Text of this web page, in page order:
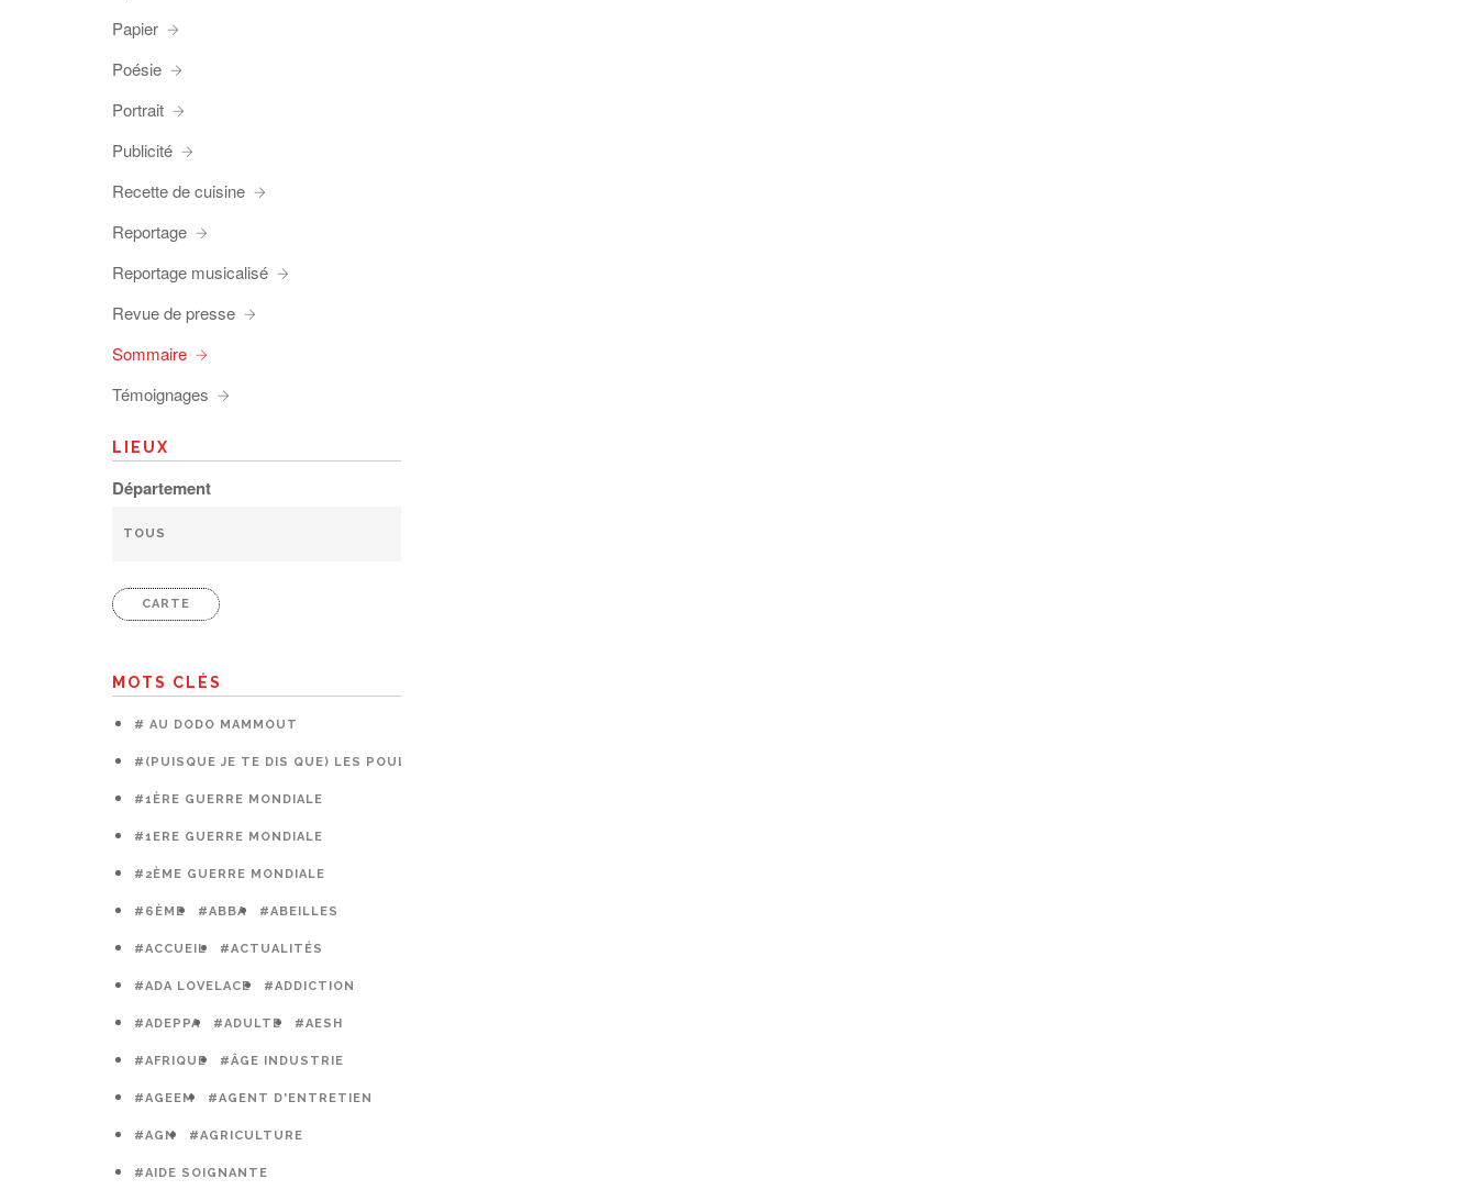
Papier
Poésie
Portrait
Publicité
Recette de cuisine
Reportage
Reportage musicalisé
Revue de presse
Sommaire
Témoignages
LIEUX
Département
CARTE
MOTS CLÉS
# AU DODO MAMMOUT
#(PUISQUE JE TE DIS QUE) LES POULES PRÉFÈRENT LES CAGES
#1ÈRE GUERRE MONDIALE
#1ERE GUERRE MONDIALE
#2ÈME GUERRE MONDIALE
#6ÈME #ABBA #ABEILLES
#ACCUEIL #ACTUALITÉS
#ADA LOVELACE #ADDICTION
#ADEPPA #ADULTE #AESH
#AFRIQUE #ÂGE INDUSTRIE
#AGEEM #AGENT D'ENTRETIEN
#AGN #AGRICULTURE
#AIDE SOIGNANTE